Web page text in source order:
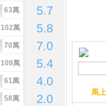
63萬 5.7
102萬 5.8
70萬 7.0
109萬 5.4
61萬 4.0
58萬 2.0
馬